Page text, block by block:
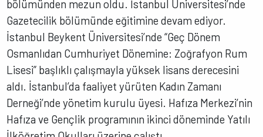
bölümünden mezun oldu. İstanbul Üniversitesi’nde
Gazetecilik bölümünde eğitimine devam ediyor.
İstanbul Beykent Üniversitesi’nde “Geç Dönem
Osmanlıdan Cumhuriyet Dönemine: Zoğrafyon Rum
Lisesi” başlıklı çalışmayla yüksek lisans derecesini
aldı. İstanbul’da faaliyet yürüten Kadın Zamanı
Derneği’nde yönetim kurulu üyesi. Hafıza Merkezi’nin
Hafıza ve Gençlik programının ikinci döneminde Yatılı